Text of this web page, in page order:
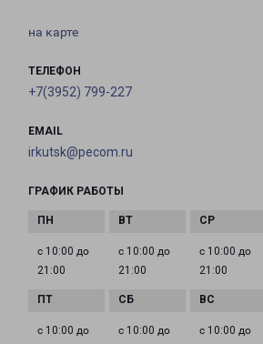
на карте
ТЕЛЕФОН
+7(3952) 799-227
EMAIL
irkutsk@pecom.ru
ГРАФИК РАБОТЫ
с 10:00 до
21:00
с 10:00 до
21:00
с 10:00 до
21:00
с 10:00 до
с 10:00 до
с 10:00 до